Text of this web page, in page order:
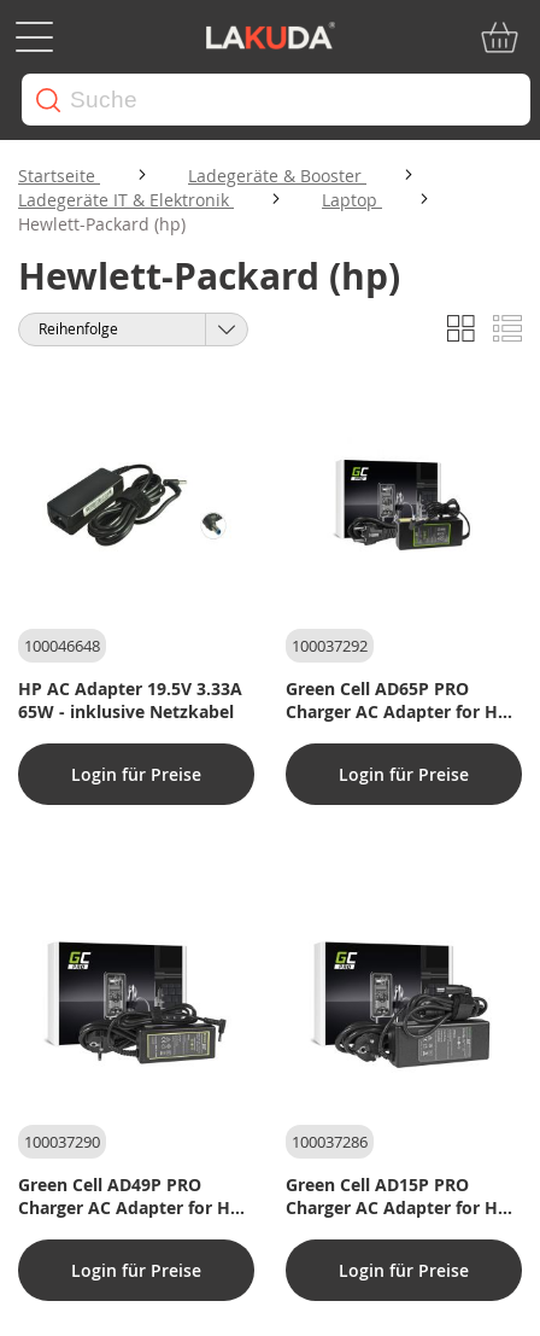
Startseite
Ladegeräte & Booster
Ladegeräte IT & Elektronik
Laptop
Hewlett-Packard (hp)
Hewlett-Packard (hp)
Anzeigen
als
Liste
Sortieren
100046648
HP AC Adapter 19.5V 3.33A
65W - inklusive Netzkabel
Login für Preise
100037292
Green Cell AD65P PRO
Charger AC Adapter for HP
Login für Preise
100037290
Green Cell AD49P PRO
Charger AC Adapter for HP
Login für Preise
100037286
Green Cell AD15P PRO
Charger AC Adapter for HP
Login für Preise